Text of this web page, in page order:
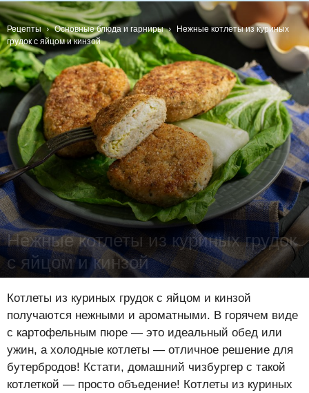
Рецепты Основные блюда и гарниры
Нежные котлеты из куриных
грудок с яйцом и кинзой
Нежные котлеты из куриных грудок
с яйцом и кинзой
Котлеты из куриных грудок с яйцом и кинзой
получаются нежными и ароматными. В горячем виде
с картофельным пюре — это идеальный обед или
ужин, а холодные котлеты — отличное решение для
бутербродов! Кстати, домашний чизбургер с такой
котлеткой — просто объедение! Котлеты из куриных